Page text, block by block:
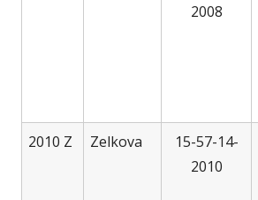
2008
2010 Z Zelkova
15-57-14-
2010